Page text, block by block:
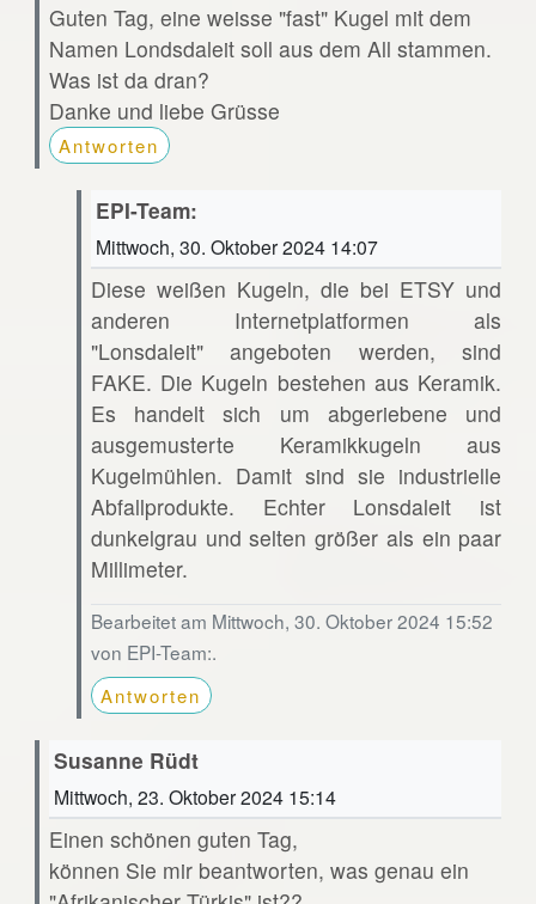
Guten Tag, eine weisse "fast" Kugel mit dem
Namen Londsdaleit soll aus dem All stammen.
Was ist da dran?
Danke und liebe Grüsse
Antworten
EPI-Team:
Mittwoch, 30. Oktober 2024 14:07
Diese weißen Kugeln, die bei ETSY und
anderen Internetplatformen als
"Lonsdaleit" angeboten werden, sind
FAKE. Die Kugeln bestehen aus Keramik.
Es handelt sich um abgeriebene und
ausgemusterte Keramikkugeln aus
Kugelmühlen. Damit sind sie industrielle
Abfallprodukte. Echter Lonsdaleit ist
dunkelgrau und selten größer als ein paar
Millimeter.
Bearbeitet am Mittwoch, 30. Oktober 2024 15:52
von EPI-Team:.
Antworten
Susanne Rüdt
Mittwoch, 23. Oktober 2024 15:14
Einen schönen guten Tag,
können Sie mir beantworten, was genau ein